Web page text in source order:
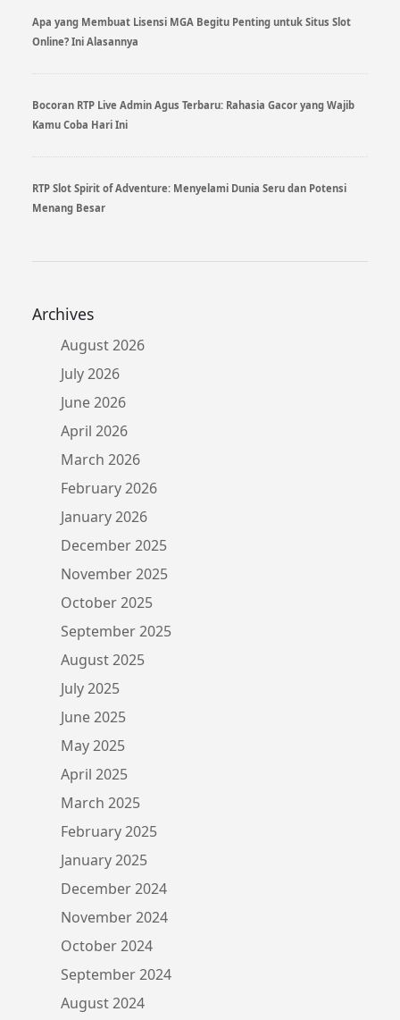
Apa yang Membuat Lisensi MGA Begitu Penting untuk Situs Slot
Online? Ini Alasannya
Bocoran RTP Live Admin Agus Terbaru: Rahasia Gacor yang Wajib
Kamu Coba Hari Ini
RTP Slot Spirit of Adventure: Menyelami Dunia Seru dan Potensi
Menang Besar
Archives
August 2026
July 2026
June 2026
April 2026
March 2026
February 2026
January 2026
December 2025
November 2025
October 2025
September 2025
August 2025
July 2025
June 2025
May 2025
April 2025
March 2025
February 2025
January 2025
December 2024
November 2024
October 2024
September 2024
August 2024